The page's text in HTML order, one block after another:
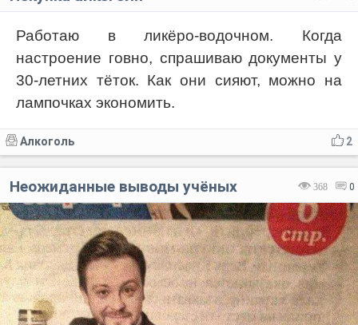
Работаю в ликёро-водочном. Когда
настроение говно, спрашиваю документы у
30-летних тёток. Как они сияют, можно на
лампочках экономить.
2
Алкоголь
368 0
Неожиданные выводы учёных